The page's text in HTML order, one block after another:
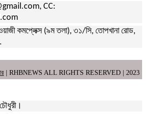
CC:
কমপ্লেক্স (৯ম তলা), ৩১/সি, তোপখানা রোড,
| RHBNEWS ALL RIGHTS RESERVED | 2023